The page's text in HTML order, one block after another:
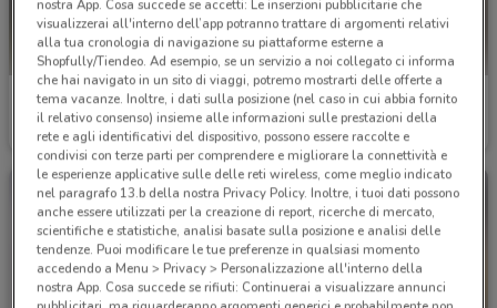
Fiamma
Scade il 31/12 2 km
Edil Kamin
Scade il 31/10
nostra App. Cosa succede se accetti: Le inserzioni pubblicitarie che
visualizzerai all'interno dell’app potranno trattare di argomenti relativi
alla tua cronologia di navigazione su piattaforme esterne a
Shopfully/Tiendeo. Ad esempio, se un servizio a noi collegato ci informa
che hai navigato in un sito di viaggi, potremo mostrarti delle offerte a
tema vacanze. Inoltre, i dati sulla posizione (nel caso in cui abbia fornito
il relativo consenso) insieme alle informazioni sulle prestazioni della
rete e agli identificativi del dispositivo, possono essere raccolte e
condivisi con terze parti per comprendere e migliorare la connettività e
le esperienze applicative sulle delle reti wireless, come meglio indicato
nel paragrafo 13.b della nostra Privacy Policy. Inoltre, i tuoi dati possono
anche essere utilizzati per la creazione di report, ricerche di mercato,
scientifiche e statistiche, analisi basate sulla posizione e analisi delle
tendenze. Puoi modificare le tue preferenze in qualsiasi momento
accedendo a Menu > Privacy > Personalizzazione all'interno della
nostra App. Cosa succede se rifiuti: Continuerai a visualizzare annunci